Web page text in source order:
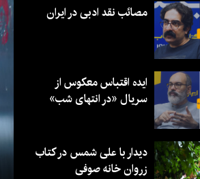
مصائب نقد ادبی در ایران
ایده اقتباس معکوس از
سریال «در انتهای شب»
دیدار با علی شمس در کتاب
زروان خانه صوفی